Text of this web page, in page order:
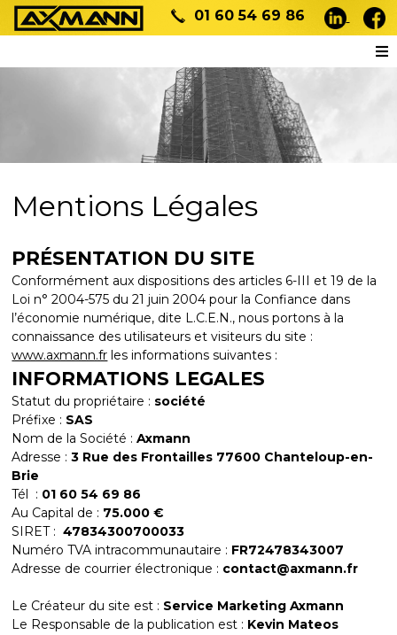
01 60 54 69 86
Mentions Légales
PRÉSENTATION DU SITE
Conformément aux dispositions des articles 6-III et 19 de la
Loi n° 2004-575 du 21 juin 2004 pour la Confiance dans
l’économie numérique, dite L.C.E.N., nous portons à la
connaissance des utilisateurs et visiteurs du site :
www.axmann.fr les informations suivantes :
INFORMATIONS LEGALES
Statut du propriétaire : société
Préfixe : SAS
Nom de la Société : Axmann
Adresse :3 Rue des Frontailles 77600 Chanteloup-en-
Brie
Tél : 01 60 54 69 86
Au Capital de : 75.000 €
SIRET :47834300700033
Numéro TVA intracommunautaire : FR72478343007
Adresse de courrier électronique : contact@axmann.fr
Le Créateur du site est : Service Marketing Axmann
Le Responsable de la publication est : Kevin Mateos